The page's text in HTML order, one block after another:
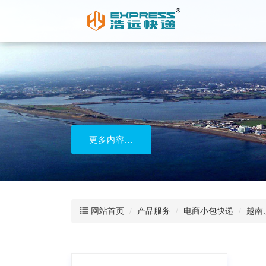
中国国际物流网
更多内容...
网站首页 产品服务 电商小包快递 越南